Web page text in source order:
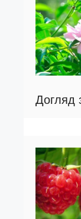
Догляд